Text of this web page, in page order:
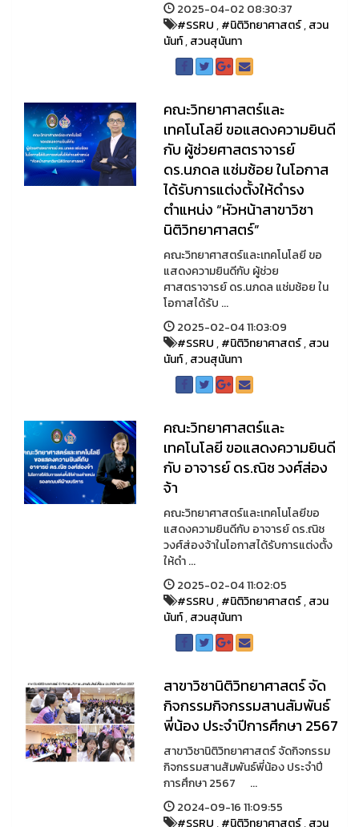
2025-04-02 08:30:37
#SSRU,#นิติวิทยาศาสตร์,สวน
นันท์,สวนสุนันทา
คณะวิทยาศาสตร์และ
เทคโนโลยี ขอแสดงความยินดี
กับ ผู้ช่วยศาสตราจารย์
ดร.นภดล แช่มช้อย ในโอกาส
ได้รับการแต่งตั้งให้ดำรง
ตำแหน่ง “หัวหน้าสาขาวิชา
นิติวิทยาศาสตร์”
คณะวิทยาศาสตร์และเทคโนโลยี ขอ
แสดงความยินดีกับ ผู้ช่วย
ศาสตราจารย์ ดร.นภดล แช่มช้อย ใน
โอกาสได้รับ ...
2025-02-04 11:03:09
#SSRU,#นิติวิทยาศาสตร์,สวน
นันท์,สวนสุนันทา
คณะวิทยาศาสตร์และ
เทคโนโลยี ขอแสดงความยินดี
กับ อาจารย์ ดร.ณิช วงศ์ส่อง
จ้า
คณะวิทยาศาสตร์และเทคโนโลยีขอ
แสดงความยินดีกับ อาจารย์ ดร.ณิช
วงศ์ส่องจ้าในโอกาสได้รับการแต่งตั้ง
ให้ดำ ...
2025-02-04 11:02:05
#SSRU,#นิติวิทยาศาสตร์,สวน
นันท์,สวนสุนันทา
สาขาวิชานิติวิทยาศาสตร์ จัด
กิจกรรมกิจกรรมสานสัมพันธ์
พี่น้อง ประจำปีการศึกษา 2567
สาขาวิชานิติวิทยาศาสตร์ จัดกิจกรรม
กิจกรรมสานสัมพันธ์พี่น้อง ประจำปี
การศึกษา 2567 ...
2024-09-16 11:09:55
#SSRU ,#นิติวิทยาศาสตร์,สวน